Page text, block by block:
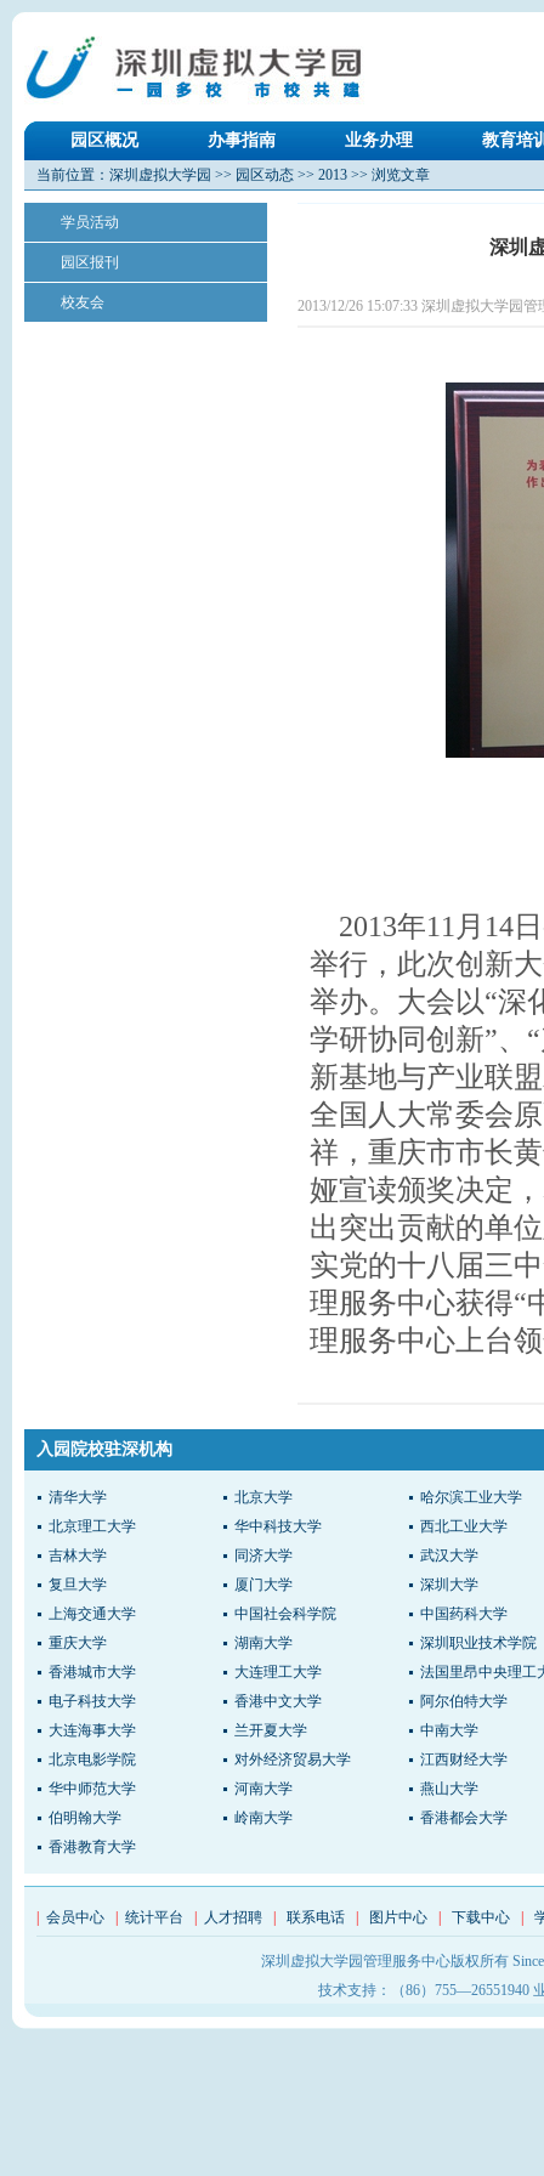
园区概况 办事指南 业务办理 教育培
当前位置： 深圳虚拟大学园 >> 园区动态 >> 2013 >> 浏览文章
学员活动
园区报刊
校友会
深圳
2013/12/26 15:07:33 深圳虚拟大学园
2013年11月14
举行，此次创新
举办。大会以“深
学研协同创新”、
新基地与产业联
全国人大常委会
祥，重庆市市长
娅宣读颁奖决定
出突出贡献的单
实党的十八届三
理服务中心获得“
理服务中心上台
入园院校驻深机构
清华大学 北京大学
哈尔滨工业大学
北京理工大学
华中科技大学
西北工业大学
吉林大学
同济大学
武汉大学
复旦大学
厦门大学
深圳大学
上海交通大学
中国社会科学院
中国药科大学
重庆大学
湖南大学
深圳职业技术学院
香港城市大学
大连理工大学
法国里昂中央理工
电子科技大学
香港中文大学
阿尔伯特大学
大连海事大学
兰开夏大学
中南大学
北京电影学院
对外经济贸易大学
江西财经大学
华中师范大学
河南大学
燕山大学
伯明翰大学
岭南大学
香港都会大学
香港教育大学
会员中心 统计平台 人才招聘 联系电话 图片中心 下载中心
深圳虚拟大学园管理服务中心版权所有
技术支持：（86）755—26551940